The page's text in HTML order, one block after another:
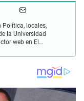
Política, locales,
la Universidad
web en El
Filosofía,